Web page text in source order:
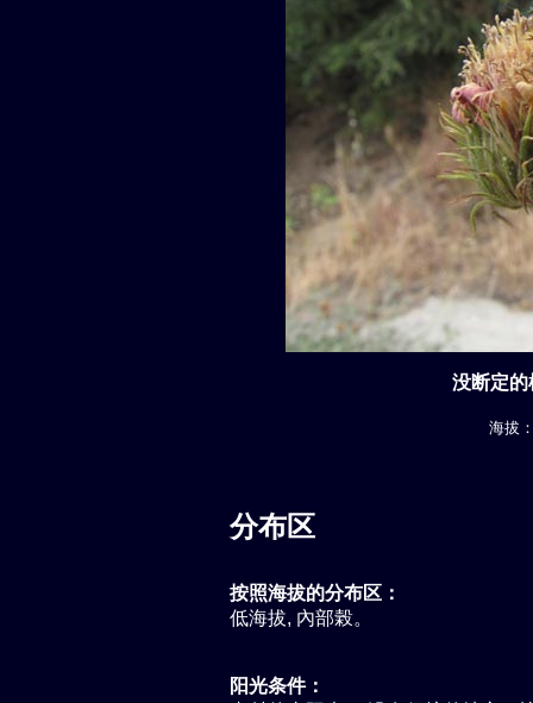
没断定
海拔
分布区
按照海拔的分布区：
低海拔, 內部榖。
阳光条件：